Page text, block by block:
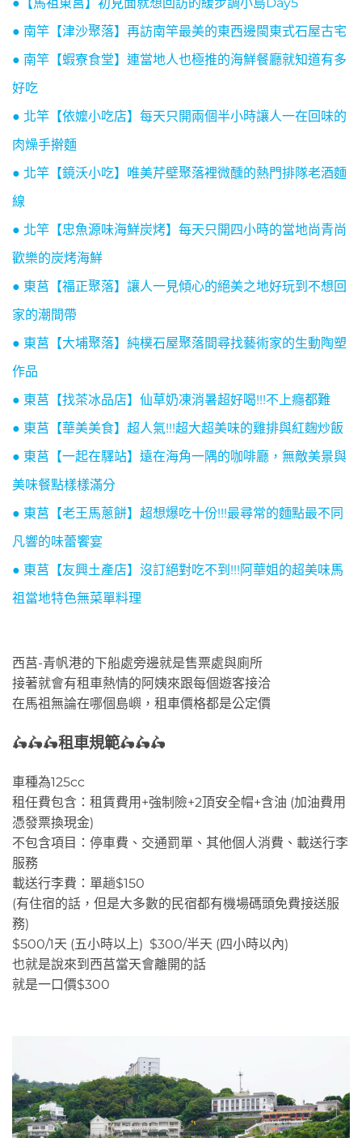
● 南竿【津沙聚落】再訪南竿最美的東西邊閩東式石屋古宅
● 南竿【蝦寮食堂】連當地人也極推的海鮮餐廳就知道有多
好吃
● 北竿【依嬤小吃店】每天只開兩個半小時讓人一在回味的
肉燥手擀麵
● 北竿【鏡沃小吃】唯美芹壁聚落裡微醺的熱門排隊老酒麵
線
● 北竿【忠魚源味海鮮炭烤】每天只開四小時的當地尚青尚
歡樂的炭烤海鮮
● 東莒【福正聚落】讓人一見傾心的絕美之地好玩到不想回
家的潮間帶
● 東莒【大埔聚落】純樸石屋聚落間尋找藝術家的生動陶塑
作品
● 東莒【找茶冰品店】仙草奶凍消暑超好喝!!!不上癮都難
● 東莒【華美美食】超人氣!!!超大超美味的雞排與紅麴炒飯
● 東莒【一起在驛站】遠在海角一隅的咖啡廳，無敵美景與
美味餐點樣樣滿分
● 東莒【老王馬蔥餅】超想爆吃十份!!!最尋常的麵點最不同
凡響的味蕾饗宴
● 東莒【友興土產店】沒訂絕對吃不到!!!阿華姐的超美味馬
祖當地特色無菜單料理
西莒-青帆港的下船處旁邊就是售票處與廁所
接著就會有租車熱情的阿姨來跟每個遊客接洽
在馬祖無論在哪個島嶼，租車價格都是公定價
🛵🛵🛵租車規範🛵🛵🛵
車種為125cc
租任費包含：租賃費用+強制險+2頂安全帽+含油 (加油費用
憑發票換現金)
不包含項目：停車費、交通罰單、其他個人消費、載送行李
服務
載送行李費：單趟$150
(有住宿的話，但是大多數的民宿都有機場碼頭免費接送服
務)
$500/1天 (五小時以上) $300/半天 (四小時以內)
也就是說來到西莒當天會離開的話
就是一口價$300